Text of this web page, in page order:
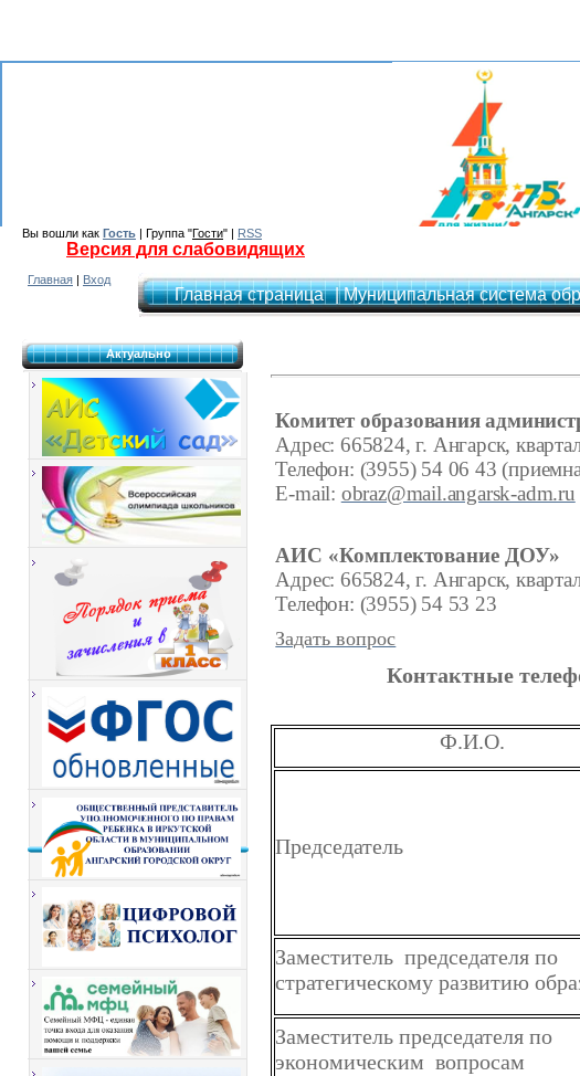
Вы вошли как Гость | Группа "Гости" | RSS
Версия для слабовидящих
Главная | Вход
Главная страница | Муниципальная система
Актуально
Комитет образования
Адрес: 665824, г. Ангарск,
Телефон: (3955) 54 06 43
E-mail: obraz@mail.angarsk-adm.ru
АИС «Комплектование ДОУ»
Адрес: 665824, г. Ангарск,
Телефон: (3955) 54 53 23
Задать вопрос
Контактные
Ф.И.О.
Председатель
Заместитель председателя по
стратегическому развитию
Заместитель председателя по
экономическим вопросам